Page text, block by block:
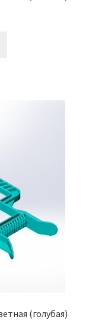
(голубая)